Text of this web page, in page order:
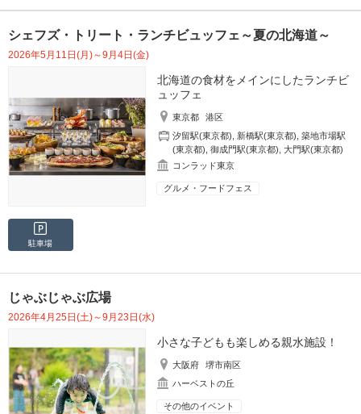
シェフズ・トリート・ランチビュッフェ～夏の北海道～
2026年5月11日(月)～9月4日(金)
北海道の食材をメインにしたランチビ
ュッフェ
東京都
港区
汐留駅(東京都),新橋駅(東京都),築地市場駅
(東京都),御成門駅(東京都),大門駅(東京都)
コンラッド東京
グルメ・フードフェス
駐車場
じゃぶじゃぶ広場
2026年4月25日(土)～9月23日(水)
小さな子どもも楽しめる親水施設！
大阪府
堺市南区
ハーベストの丘
その他のイベント